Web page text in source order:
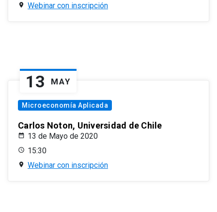
Webinar con inscripción
13 MAY
Microeconomía Aplicada
Carlos Noton, Universidad de Chile
13 de Mayo de 2020
15:30
Webinar con inscripción